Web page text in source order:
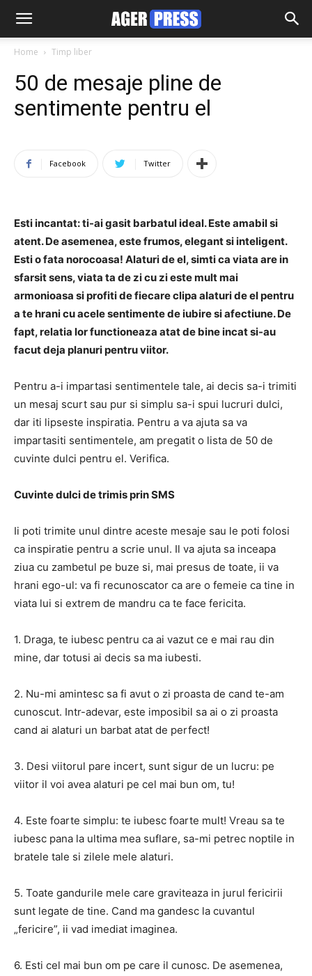
Home Timp liber
50 de mesaje pline de
sentimente pentru el
Facebook Twitter
Esti incantat: ti-ai gasit barbatul ideal. Este amabil si
atent. De asemenea, este frumos, elegant si inteligent.
Esti o fata norocoasa! Alaturi de el, simti ca viata are in
sfarsit sens, viata ta de zi cu zi este mult mai
armonioasa si profiti de fiecare clipa alaturi de el pentru
a te hrani cu acele sentimente de iubire si afectiune. De
fapt, relatia lor functioneaza atat de bine incat si-au
facut deja planuri pentru viitor.
Pentru a-i impartasi sentimentele tale, ai decis sa-i trimiti
un mesaj scurt sau pur si simplu sa-i spui lucruri dulci,
dar iti lipseste inspiratia. Pentru a va ajuta sa va
impartasiti sentimentele, am pregatit o lista de 50 de
cuvinte dulci pentru el. Verifica.
Cuvinte dulci de trimis prin SMS
Ii poti trimite unul dintre aceste mesaje sau le poti folosi
ca inspiratie pentru a scrie unul. Il va ajuta sa inceapa
ziua cu zambetul pe buze si, mai presus de toate, ii va
hrani ego-ul: va fi recunoscator ca are o femeie ca tine in
viata lui si extrem de mandru ca te face fericita.
1. Draga, te iubesc pentru ca ai vazut ce e mai rau din
mine, dar totusi ai decis sa ma iubesti.
2. Nu-mi amintesc sa fi avut o zi proasta de cand te-am
cunoscut. Intr-adevar, este imposibil sa ai o zi proasta
cand ai alaturi un barbat atat de perfect!
3. Desi viitorul pare incert, sunt sigur de un lucru: pe
viitor il voi avea alaturi pe cel mai bun om, tu!
4. Este foarte simplu: te iubesc foarte mult! Vreau sa te
iubesc pana la ultima mea suflare, sa-mi petrec noptile in
bratele tale si zilele mele alaturi.
5. Toate gandurile mele care graviteaza in jurul fericirii
sunt legate de tine. Cand ma gandesc la cuvantul
„fericire”, ii vad imediat imaginea.
6. Esti cel mai bun om pe care il cunosc. De asemenea,